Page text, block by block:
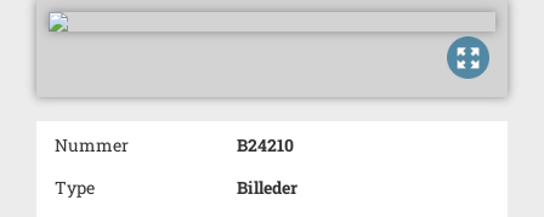
Nummer
B24210
Type
Billeder